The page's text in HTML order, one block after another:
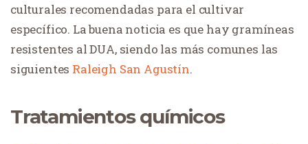
culturales recomendadas para el cultivar
específico. La buena noticia es que hay gramíneas
resistentes al DUA, siendo las más comunes las
siguientes Raleigh San Agustín.
Tratamientos químicos